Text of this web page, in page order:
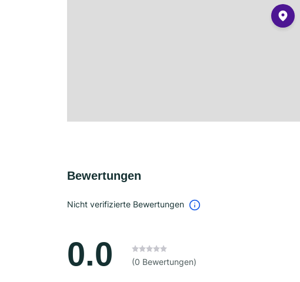
Bewertungen
Nicht verifizierte Bewertungen
0.0 (0 Bewertungen)